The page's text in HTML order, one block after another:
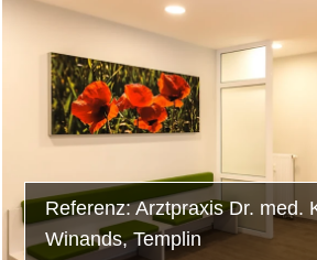
Referenz: Arztpraxis Dr. med.
Winands, Templin